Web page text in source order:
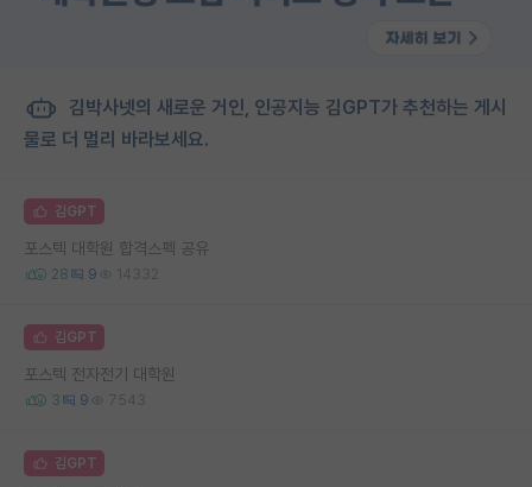
김박사넷의 새로운 거인, 인공지능 김GPT가 추천하는 게시
물로 더 멀리 바라보세요.
김GPT
포스텍 대학원 합격스펙 공유
28 9 14332
김GPT
포스텍 전자전기 대학원
3 9 7543
김GPT